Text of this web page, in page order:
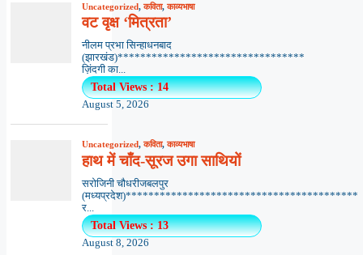
Uncategorized,कविता,काव्यभाषा
वट वृक्ष ‘मित्रता’
नीलम प्रभा सिन्हाधनबाद
(झारखंड)*********************************
ज़िंदगी का...
Total Views : 14
August 5, 2026
Uncategorized,कविता,काव्यभाषा
हाथ में चाँद-सूरज उगा साथियों
सरोजिनी चौधरीजबलपुर
(मध्यप्रदेश)*****************************************
र...
Total Views : 13
August 8, 2026